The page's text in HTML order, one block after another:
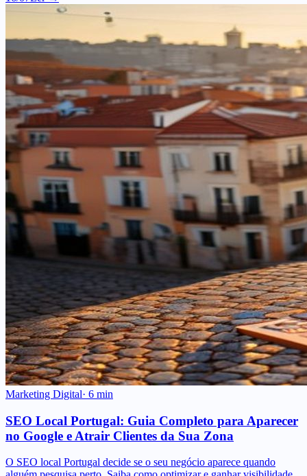
Marketing Digital·6min
SEO Local Portugal: Guia Completo para Aparecer
O SEO local Portugal decide se o seu negócio aparece quando
alguém pesquisa perto. Saiba como optimizar e ganhar visibilidade
nas pesquisas locais.